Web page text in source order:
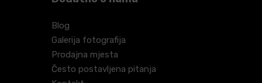
Blog
Galerija fotografija
Prodajna mjesta
Često postavljena pitanja